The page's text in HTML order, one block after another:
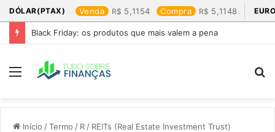
DÓLAR(PTAX) Venda 5,1154 Compra 5,1148
Black Friday: os produtos que mais valem a pena
Menu
Início /Termo / R / REITs (Real Estate Investment Trust)